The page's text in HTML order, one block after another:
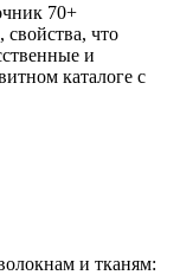
70+
свойства, что
и
каталоге с
и тканям: